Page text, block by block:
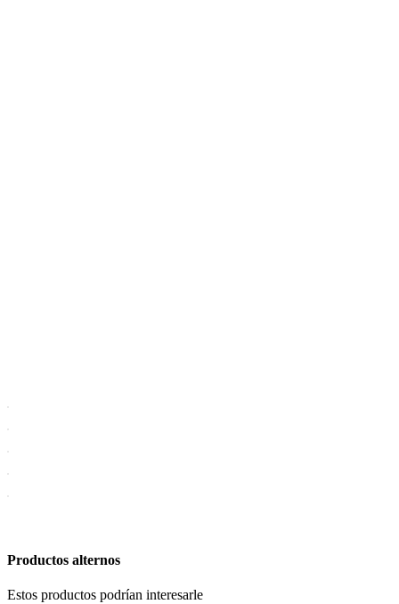
Productos alternos
Estos productos podrían interesarle